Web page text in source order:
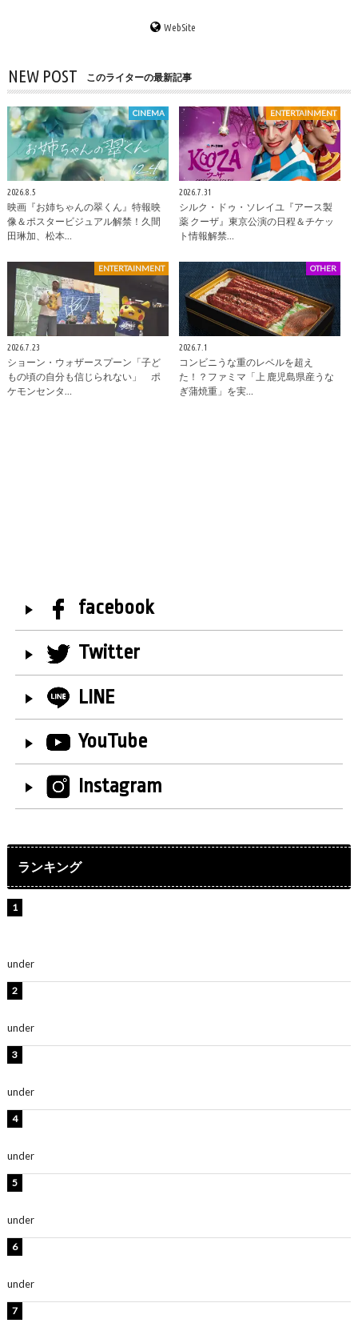
WebSite
NEW POST このライターの最新記事
CINEMA
2026.8.5
映画『お姉ちゃんの翠くん』特報映
像＆ポスタービジュアル解禁！久間
田琳加、松本…
ENTERTAINMENT
2026.7.31
シルク・ドゥ・ソレイユ『アース製
薬 クーザ』東京公演の日程＆チケッ
ト情報解禁…
ENTERTAINMENT
2026.7.23
ショーン・ウォザースプーン「子ど
もの頃の自分も信じられない」 ポ
ケモンセンタ…
OTHER
2026.7.1
コンビニうな重のレベルを超え
た！？ファミマ「上 鹿児島県産うな
ぎ蒲焼重」を実…
facebook
Twitter
LINE
YouTube
Instagram
ランキング
under
under
under
under
under
under